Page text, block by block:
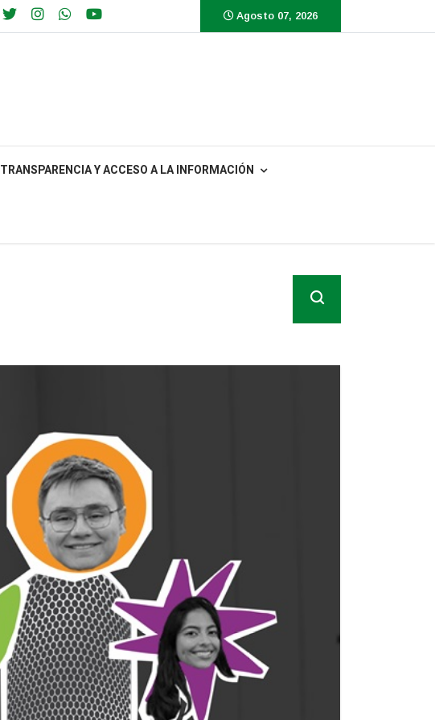
Agosto 07, 2026
TRANSPARENCIA Y ACCESO A LA INFORMACIÓN